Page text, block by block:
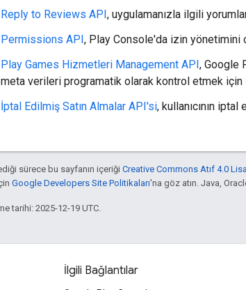
Reply to Reviews API, uygulamanızla ilgili
Permissions API, Play Console'da izin yönetimini
Play Games Hizmetleri Management API, Google
meta verileri programatik olarak kontrol etmek için
İptal Edilmiş Satın Almalar API'si, kullanıcının
sürece bu sayfanın içeriği Creative Commons Atıf 4.0
Google Developers Site Politikaları'na göz atın. Java,
tarihi: 2025-12-19 UTC.
İlgili Bağlantılar